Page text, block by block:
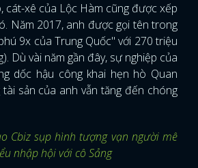
cát-xê của Lộc Hàm cũng được xếp
Năm 2017, anh được gọi tên trong
9x của Trung Quốc" với 270 triệu
Dù vài năm gần đây, sự nghiệp của
dốc hậu công khai hẹn hò Quan
sản của anh vẫn tăng đến chóng
Cbiz sụp hình tượng vạn người mê
nhập hội với cô Sảng